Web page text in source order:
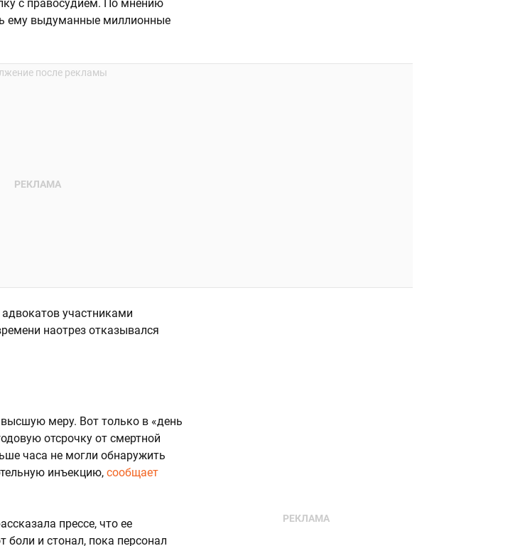
с правосудием. По мнению
ему выдуманные миллионные
участниками
наотрез отказывался
меру. Вот только в «день
отсрочку от смертной
часа не могли обнаружить
инъекцию, сообщает
прессе, что ее
и стонал, пока персонал